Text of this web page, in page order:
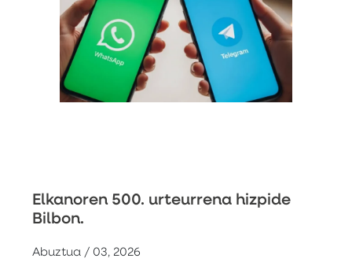
Elkanoren 500. urteurrena hizpide
Bilbon.
Abuztua / 03, 2026